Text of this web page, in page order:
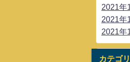
2021年
2021年
2021年
カテゴ